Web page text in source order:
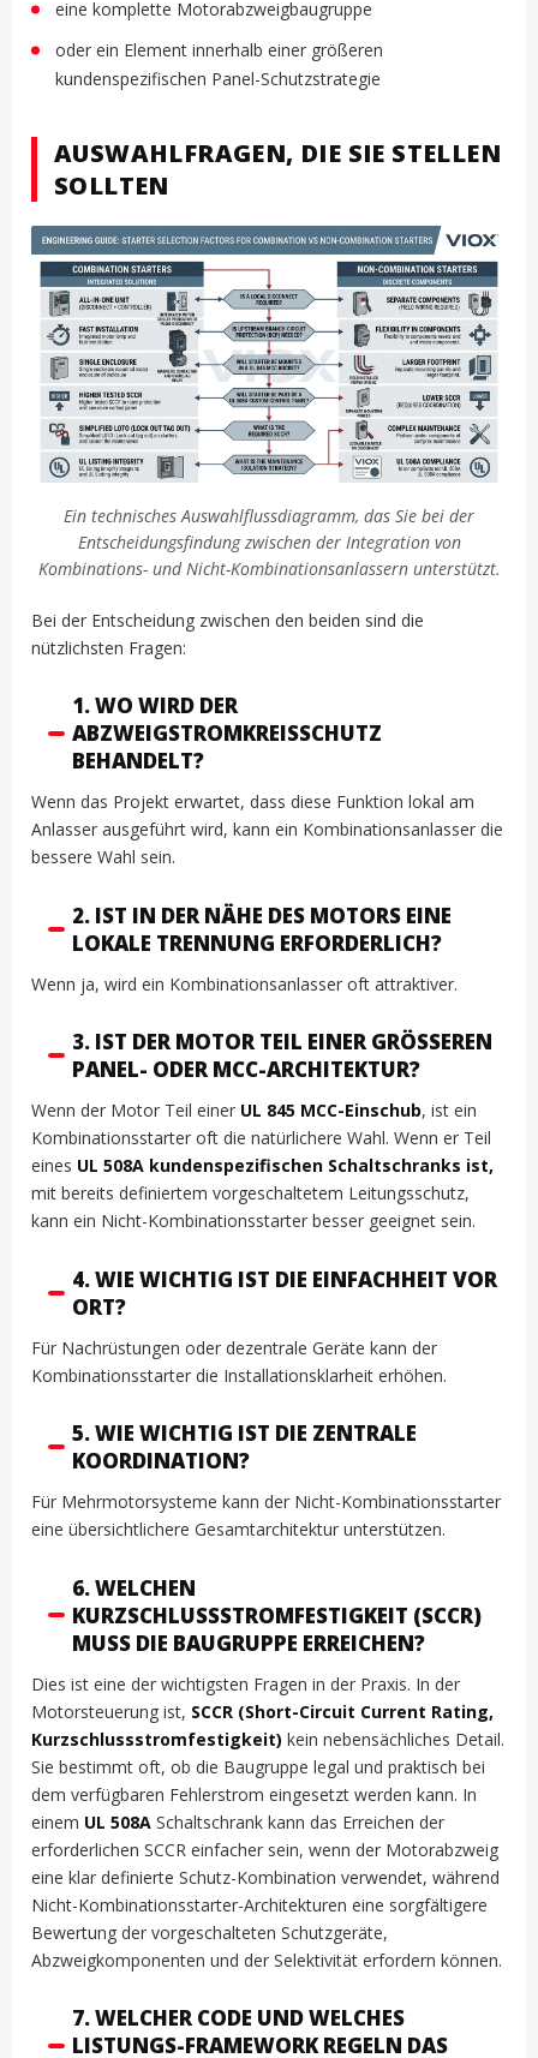
eine komplette Motorabzweigbaugruppe
oder ein Element innerhalb einer größeren
kundenspezifischen Panel-Schutzstrategie
AUSWAHLFRAGEN, DIE SIE STELLEN
SOLLTEN
Ein technisches Auswahlflussdiagramm, das Sie bei der
Entscheidungsfindung zwischen der Integration von
Kombinations- und Nicht-Kombinationsanlassern unterstützt.
Bei der Entscheidung zwischen den beiden sind die
nützlichsten Fragen:
1. WO WIRD DER
ABZWEIGSTROMKREISSCHUTZ
BEHANDELT?
Wenn das Projekt erwartet, dass diese Funktion lokal am
Anlasser ausgeführt wird, kann ein Kombinationsanlasser die
bessere Wahl sein.
2. IST IN DER NÄHE DES MOTORS EINE
LOKALE TRENNUNG ERFORDERLICH?
Wenn ja, wird ein Kombinationsanlasser oft attraktiver.
3. IST DER MOTOR TEIL EINER GRÖSSEREN P
ANEL- ODER MCC-ARCHITEKTUR?
Wenn der Motor Teil einer UL 845 MCC-Einschub, ist ein
Kombinationsstarter oft die natürlichere Wahl. Wenn er Teil
eines UL 508A kundenspezifischen Schaltschranks ist,
mit bereits definiertem vorgeschaltetem Leitungsschutz,
kann ein Nicht-Kombinationsstarter besser geeignet sein.
4. WIE WICHTIG IST DIE EINFACHHEIT VOR
ORT?
Für Nachrüstungen oder dezentrale Geräte kann der
Kombinationsstarter die Installationsklarheit erhöhen.
5. WIE WICHTIG IST DIE ZENTRALE
KOORDINATION?
Für Mehrmotorsysteme kann der Nicht-Kombinationsstarter
eine übersichtlichere Gesamtarchitektur unterstützen.
6. WELCHEN
KURZSCHLUSSSTROMFESTIGKEIT (SCCR)
MUSS DIE BAUGRUPPE ERREICHEN?
Dies ist eine der wichtigsten Fragen in der Praxis. In der
Motorsteuerung ist, SCCR (Short-Circuit Current Rating,
Kurzschlussstromfestigkeit) kein nebensächliches Detail.
Sie bestimmt oft, ob die Baugruppe legal und praktisch bei
dem verfügbaren Fehlerstrom eingesetzt werden kann. In
einem UL 508A Schaltschrank kann das Erreichen der
erforderlichen SCCR einfacher sein, wenn der Motorabzweig
eine klar definierte Schutz-Kombination verwendet, während
Nicht-Kombinationsstarter-Architekturen eine sorgfältigere
Bewertung der vorgeschalteten Schutzgeräte,
Abzweigkomponenten und der Selektivität erfordern können.
7. WELCHER CODE UND WELCHES
LISTUNGS-FRAMEWORK REGELN DAS